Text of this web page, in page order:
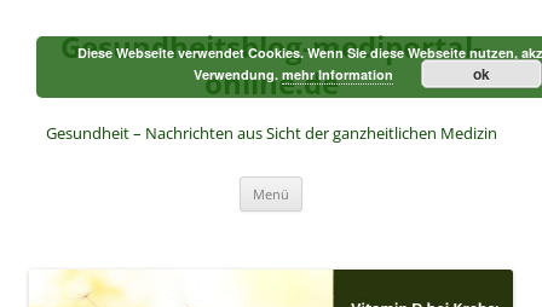
springen
Gesundheitsblog-mediportal-
online.de
Gesundheit – Nachrichten aus Sicht der ganzheitlichen Medizin
Menü
Diese Webseite verwendet Cookies. Wenn Sie diese Webseite nutzen,
Verwendung. mehr Information ok